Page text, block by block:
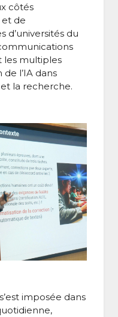
côtés
et de
d’universités du
les multiples
l’IA dans
la recherche.
imposée dans